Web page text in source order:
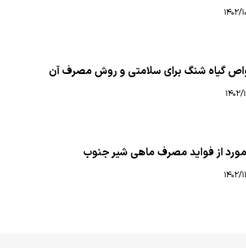
1402/
گیاه شنگ برای سلامتی و روش مصرف آن
1402/
1402/